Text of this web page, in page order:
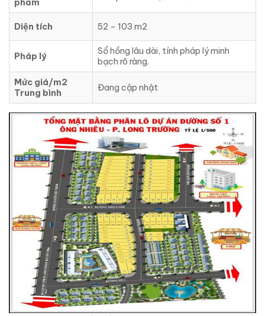
phẩm
Diện tích 52 – 103 m2
Pháp lý
Sổ hồng lâu dài, tính pháp lý minh
bạch rõ ràng.
Mức giá/m2
Trung bình
Đang cập nhật